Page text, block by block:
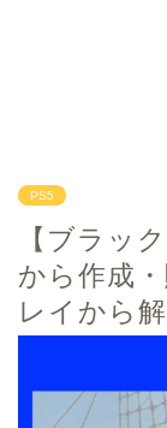
PS5
【ブラッ
から作成
レイから